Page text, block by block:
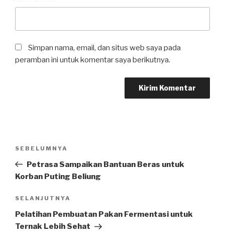
Simpan nama, email, dan situs web saya pada
peramban ini untuk komentar saya berikutnya.
Pos
Sebelumnya
SEBELUMNYA
Petrasa Sampaikan Bantuan Beras untuk
Korban Puting Beliung
Pos
Selanjutnya
SELANJUTNYA
Pelatihan Pembuatan Pakan Fermentasi untuk
Ternak Lebih Sehat